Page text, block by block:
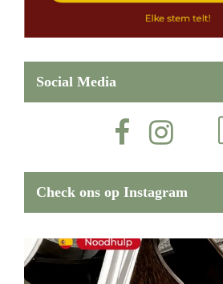
Social Media
Check ons op Instagram